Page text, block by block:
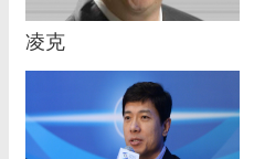
凌克